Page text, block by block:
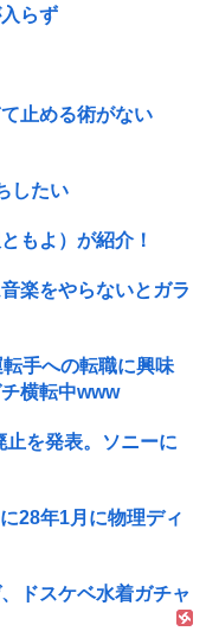
らず
止める術がない
したい
もよ）が紹介！
楽をやらないとガラ
手への転職に興味
横転中www
を発表。ソニーに
28年1月に物理ディ
ドスケベ水着ガチャ